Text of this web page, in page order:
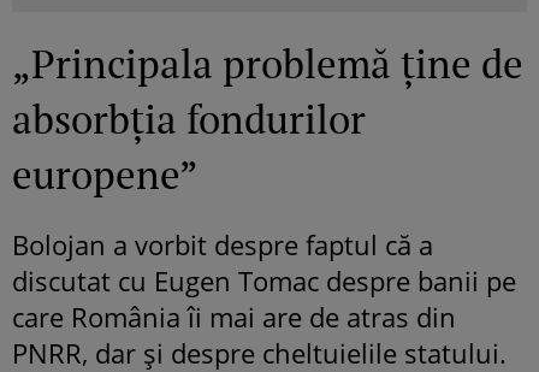
„Principala problemă ține de
absorbția fondurilor
europene”
Bolojan a vorbit despre faptul că a
discutat cu Eugen Tomac despre banii pe
care România îi mai are de atras din
PNRR, dar și despre cheltuielile statului.